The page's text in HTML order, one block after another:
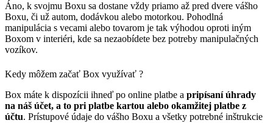
Áno, k svojmu Boxu sa dostane vždy priamo až pred dvere vášho
Boxu, či už autom, dodávkou alebo motorkou. Pohodlná
manipulácia s vecami alebo tovarom je tak výhodou oproti iným
Boxom v interiéri, kde sa nezaobídete bez potreby manipulačných
vozíkov.
Kedy môžem začať Box využívať ?
Box máte k dispozícii ihneď po online platbe a pripísaní úhrady
na náš účet, a to pri platbe kartou alebo okamžitej platbe z
účtu. Prístupové údaje do vášho Boxu a všetky potrebné inštrukcie